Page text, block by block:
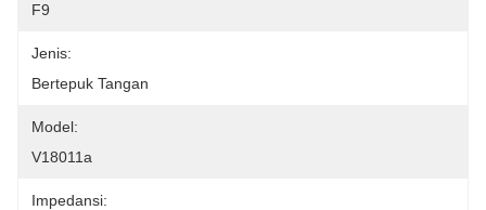
F9
Jenis:
Bertepuk Tangan
Model:
V18011a
Impedansi: